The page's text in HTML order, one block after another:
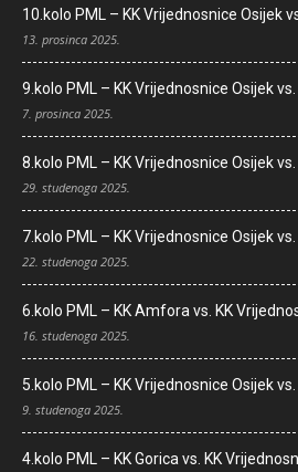
10.kolo PML – KK Vrijednosnice Osijek
13. prosinca 2025.
9.kolo PML – KK Vrijednosnice Osijek
7. prosinca 2025.
8.kolo PML – KK Vrijednosnice Osijek
29. studenoga 2025.
7.kolo PML – KK Vrijednosnice Osijek
22. studenoga 2025.
6.kolo PML – KK Amfora vs. KK
16. studenoga 2025.
5.kolo PML – KK Vrijednosnice Osijek
9. studenoga 2025.
4.kolo PML – KK Gorica vs. KK